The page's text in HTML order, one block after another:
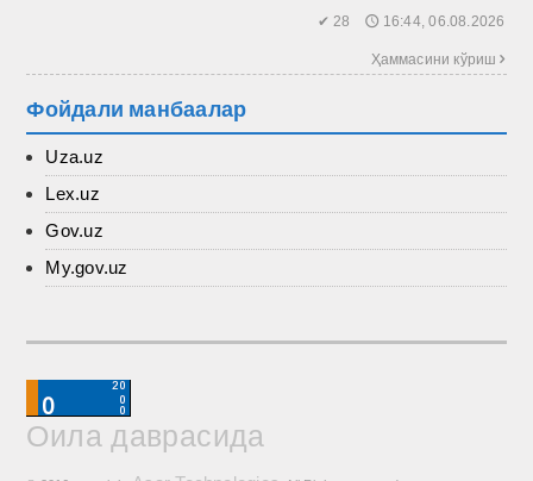
✔ 28 🕔 16:44, 06.08.2026
Ҳаммасини кўриш 
Фойдали манбаалар
Uza.uz
Lex.uz
Gov.uz
My.gov.uz
Оила даврасида